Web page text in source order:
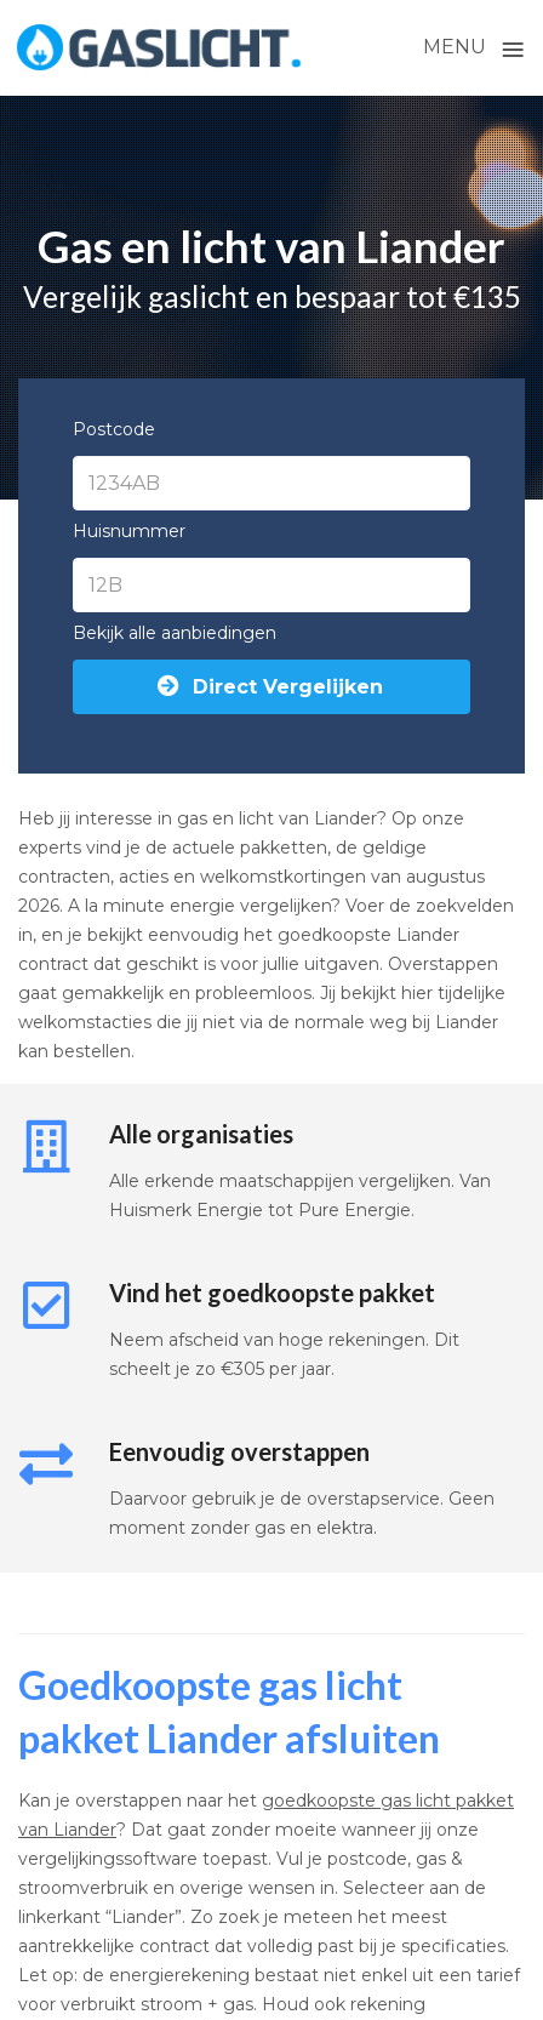
MENU ≡
Skip
to
content
Gas en licht van Liander
Vergelijk gaslicht en bespaar tot €135
Postcode
Huisnummer
Bekijk alle aanbiedingen
Direct Vergelijken
Heb jij interesse in gas en licht van Liander? Op onze
experts vind je de actuele pakketten, de geldige
contracten, acties en welkomstkortingen van augustus
2026. A la minute energie vergelijken? Voer de zoekvelden
in, en je bekijkt eenvoudig het goedkoopste Liander
contract dat geschikt is voor jullie uitgaven. Overstappen
gaat gemakkelijk en probleemloos. Jij bekijkt hier tijdelijke
welkomstacties die jij niet via de normale weg bij Liander
kan bestellen.
Alle organisaties
Alle erkende maatschappijen vergelijken. Van
Huismerk Energie tot Pure Energie.
Vind het goedkoopste pakket
Neem afscheid van hoge rekeningen. Dit
scheelt je zo €305 per jaar.
Eenvoudig overstappen
Daarvoor gebruik je de overstapservice. Geen
moment zonder gas en elektra.
Goedkoopste gas licht
pakket Liander afsluiten
Kan je overstappen naar het goedkoopste gas licht pakket
van Liander? Dat gaat zonder moeite wanneer jij onze
vergelijkingssoftware toepast. Vul je postcode, gas &
stroomverbruik en overige wensen in. Selecteer aan de
linkerkant “Liander”. Zo zoek je meteen het meest
aantrekkelijke contract dat volledig past bij je specificaties.
Let op: de energierekening bestaat niet enkel uit een tarief
voor verbruikt stroom + gas. Houd ook rekening